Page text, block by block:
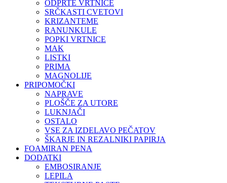
ODPRTE VRTNICE
SRČKASTI CVETOVI
KRIZANTEME
RANUNKULE
POPKI VRTNICE
MAK
LISTKI
PRIMA
MAGNOLIJE
PRIPOMOČKI
NAPRAVE
PLOŠČE ZA UTORE
LUKNJAČI
OSTALO
VSE ZA IZDELAVO PEČATOV
ŠKARJE IN REZALNIKI PAPIRJA
FOAMIRAN PENA
DODATKI
EMBOSIRANJE
LEPILA